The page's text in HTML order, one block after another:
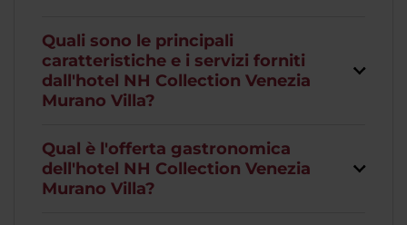
Quali sono le principali
caratteristiche e i servizi forniti
dall'hotel NH Collection Venezia
Murano Villa?
Qual è l'offerta gastronomica
dell'hotel NH Collection Venezia
Murano Villa?